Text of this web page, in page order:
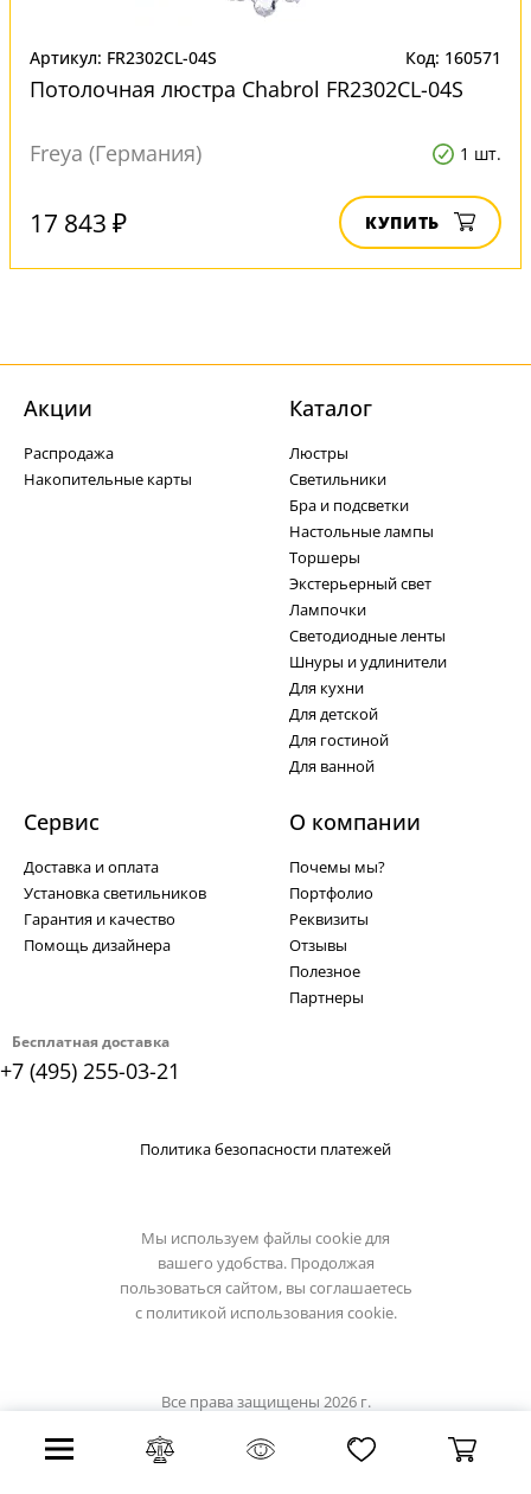
Артикул: FR2302CL-04S Код: 160571
Потолочная люстра Chabrol FR2302CL-04S
Freya (Германия) 1 шт.
17 843 ₽ КУПИТЬ
Бесплатная доставка
+7 (495) 255-03-21
Акции
Распродажа
Накопительные карты
Каталог
Люстры
Светильники
Бра и подсветки
Настольные лампы
Торшеры
Экстерьерный свет
Лампочки
Светодиодные ленты
Шнуры и удлинители
Для кухни
Для детской
Для гостиной
Для ванной
Сервис
Доставка и оплата
Установка светильников
Гарантия и качество
Помощь дизайнера
О компании
Почемы мы?
Портфолио
Реквизиты
Отзывы
Полезное
Партнеры
Политика безопасности платежей
Мы используем файлы cookie для
вашего удобства. Продолжая
пользоваться сайтом, вы соглашаетесь
с политикой использования cookie.
Все права защищены 2026 г.